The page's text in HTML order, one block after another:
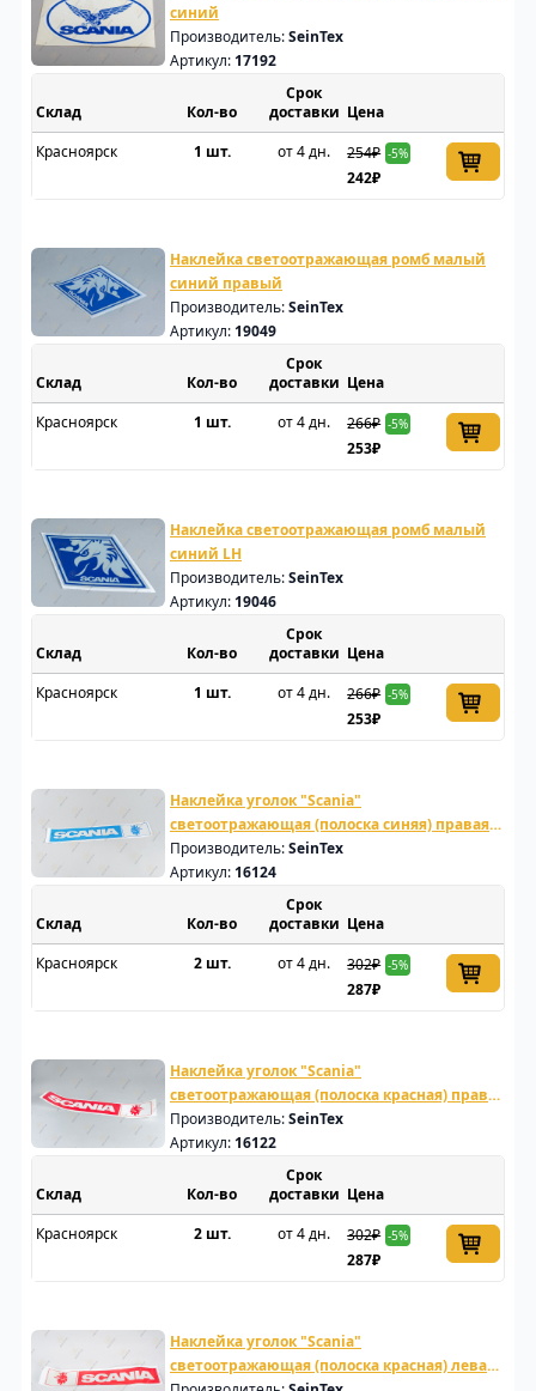
синий
Производитель:SeinTex
Артикул: 17192
Склад
Срок
доставки Цена
Красноярск
1 шт. от 4 дн. 254₽ -5%
242₽
Наклейка светоотражающая ромб малый
синий правый
Производитель:SeinTex
Артикул: 19049
Склад
Срок
доставки Цена
Красноярск
1 шт. от 4 дн. 266₽ -5%
253₽
Наклейка светоотражающая ромб малый
синий LH
Производитель:SeinTex
Артикул: 19046
Склад
Срок
доставки Цена
Красноярск
1 шт. от 4 дн. 266₽ -5%
253₽
Наклейка уголок "Scania"
светоотражающая (полоска синяя) правая
сторона
Производитель:SeinTex
Артикул: 16124
Склад
Срок
доставки Цена
Красноярск
2 шт. от 4 дн. 302₽ -5%
287₽
Наклейка уголок "Scania"
светоотражающая (полоска красная) правая
сторона
Производитель:SeinTex
Артикул: 16122
Склад
Срок
доставки Цена
Красноярск
2 шт. от 4 дн. 302₽ -5%
287₽
Наклейка уголок "Scania"
светоотражающая (полоска красная) левая